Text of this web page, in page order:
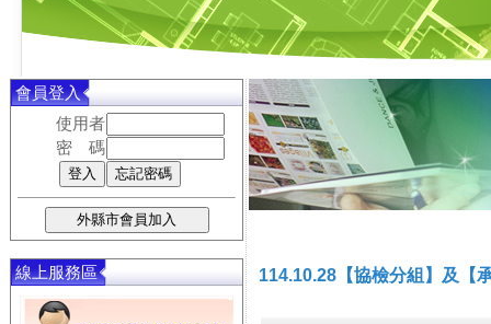
會員登入
使用者
密 碼
線上服務區 114.10.28【協檢分組】及【